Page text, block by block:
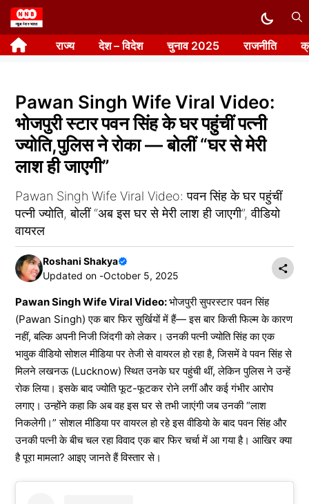
Skip
to
content राज्य देश – विदेश चुनाव 2025 राजनीति
Pawan Singh Wife Viral Video:
भोजपुरी स्टार पवन सिंह के घर पहुंचीं पत्नी
ज्योति,पुलिस ने रोका — बोलीं “घर से मेरी
लाश ही जाएगी”
Pawan Singh Wife Viral Video: पवन सिंह के घर पहुंचीं
पत्नी ज्योति, बोलीं “अब इस घर से मेरी लाश ही जाएगी”, वीडियो
वायरल
Roshani Shakya
Updated on -October 5, 2025
Pawan Singh Wife Viral Video:भोजपुरी सुपरस्टार पवन सिंह
(Pawan Singh) एक बार फिर सुर्खियों में हैं— इस बार किसी फिल्म के कारण
नहीं, बल्कि अपनी निजी जिंदगी को लेकर। उनकी पत्नी ज्योति सिंह का एक
भावुक वीडियो सोशल मीडिया पर तेजी से वायरल हो रहा है, जिसमें वे पवन सिंह से
मिलने लखनऊ (Lucknow) स्थित उनके घर पहुंची थीं, लेकिन पुलिस ने उन्हें
रोक लिया। इसके बाद ज्योति फूट-फूटकर रोने लगीं और कई गंभीर आरोप
लगाए। उन्होंने कहा कि अब वह इस घर से तभी जाएंगी जब उनकी “लाश
निकलेगी।” सोशल मीडिया पर वायरल हो रहे इस वीडियो के बाद पवन सिंह और
उनकी पत्नी के बीच चल रहा विवाद एक बार फिर चर्चा में आ गया है। आखिर क्या
है पूरा मामला? आइए जानते हैं विस्तार से।